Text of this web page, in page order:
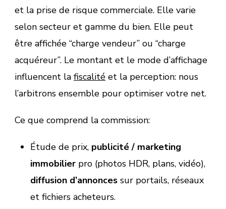
et la prise de risque commerciale. Elle varie
selon secteur et gamme du bien. Elle peut
être affichée “charge vendeur” ou “charge
acquéreur”. Le montant et le mode d’affichage
influencent la fiscalité et la perception: nous
l’arbitrons ensemble pour optimiser votre net.
Ce que comprend la commission:
Étude de prix, publicité / marketing
immobilierpro (photos HDR, plans, vidéo),
diffusion d’annoncessur portails, réseaux
et fichiers acheteurs.